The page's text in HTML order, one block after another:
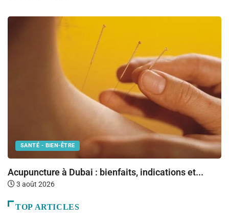
SANTÉ - BIEN-ÊTRE
Acupuncture à Dubai : bienfaits, indications et...
3 août 2026
TOP ARTICLES